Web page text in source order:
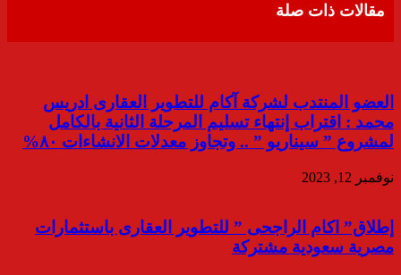
مقالات ذات صلة
العضو المنتدب لشركة آكام للتطوير العقارى ادريس
محمد : اقتراب إنتهاء تسليم المرحلة الثانية بالكامل
لمشروع ” سيناريو ” .. وتجاوز معدلات الانشاءات ٨٠%
نوفمبر 12, 2023
إطلاق” اكام الراجحى ” للتطوير العقارى باستثمارات
مصرية سعودية مشتركة